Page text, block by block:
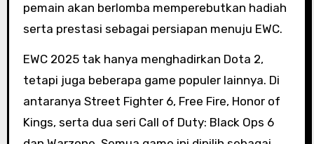
pemain akan berlomba memperebutkan hadiah
serta prestasi sebagai persiapan menuju EWC.
EWC 2025 tak hanya menghadirkan Dota 2,
tetapi juga beberapa game populer lainnya. Di
antaranya Street Fighter 6, Free Fire, Honor of
Kings, serta dua seri Call of Duty: Black Ops 6